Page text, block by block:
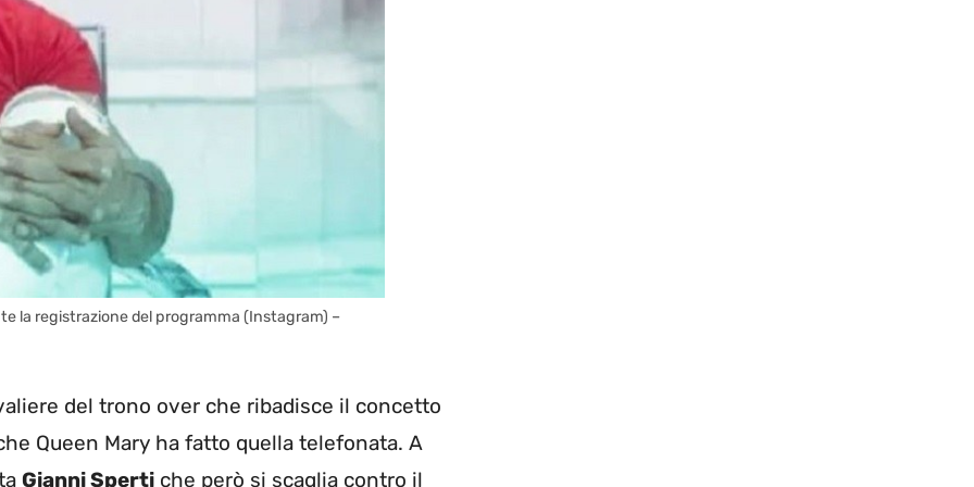
la registrazione del programma (Instagram) –
del trono over che ribadisce il concetto
Queen Mary ha fatto quella telefonata. A
Gianni Sperti che però si scaglia contro il